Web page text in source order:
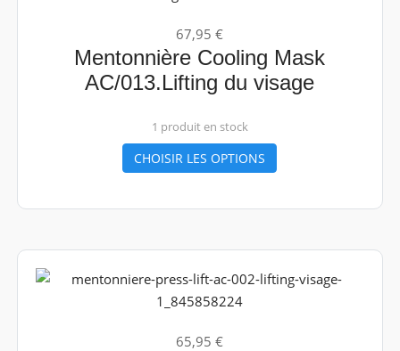
67,95 €
Mentonnière Cooling Mask
AC/013.Lifting du visage
1 produit en stock
CHOISIR LES OPTIONS
65,95 €